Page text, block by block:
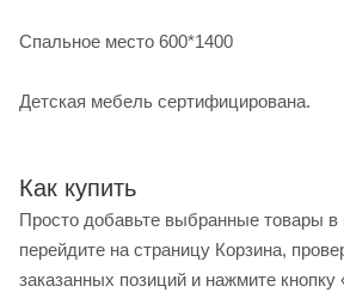
Спальное место 600*1400
Детская мебель сертифицирована.
Как купить
Просто добавьте выбранные товары в
перейдите на страницу Корзина,
заказанных позиций и нажмите